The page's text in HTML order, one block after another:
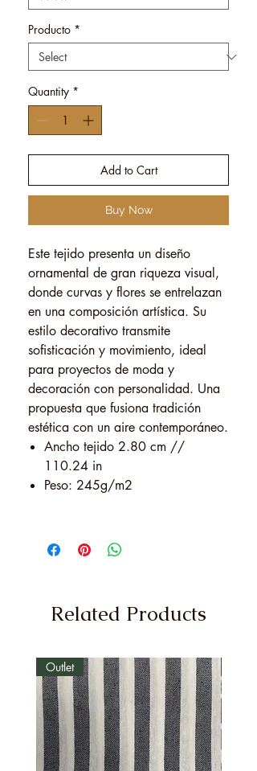
Producto *
Quantity *
Add to Cart
Buy Now
Este tejido presenta un diseño
ornamental de gran riqueza visual,
donde curvas y flores se entrelazan
en una composición artística. Su
estilo decorativo transmite
sofisticación y movimiento, ideal
para proyectos de moda y
decoración con personalidad. Una
propuesta que fusiona tradición
estética con un aire contemporáneo.
Ancho tejido 2.80 cm //
110.24 in
Peso: 245g/m2
Related Products
Outlet